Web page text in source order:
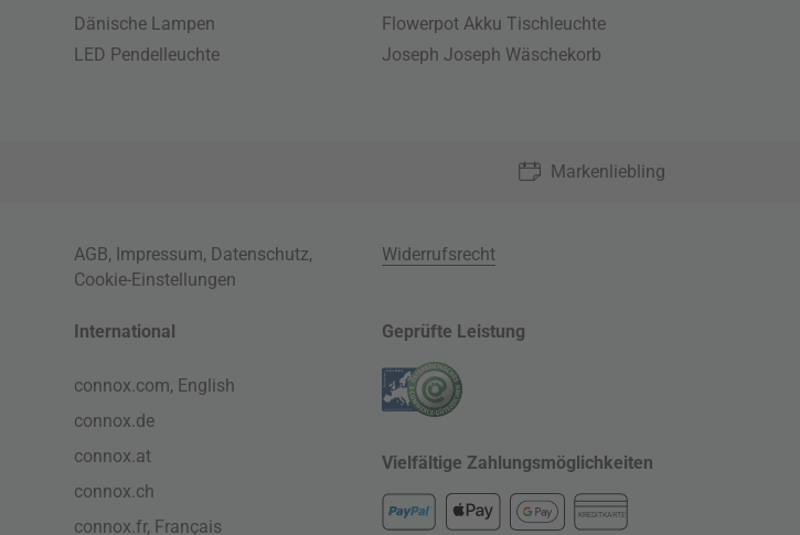
Dänische Lampen
LED Pendelleuchte
Flowerpot Akku Tischleuchte
Joseph Joseph Wäschekorb
Markenliebling
AGB, Impressum, Datenschutz,
Cookie-Einstellungen
Widerrufsrecht
International
connox.com, English
connox.de
connox.at
connox.ch
connox.fr, Français
Geprüfte Leistung
Vielfältige Zahlungsmöglichkeiten
KREDITKARTE